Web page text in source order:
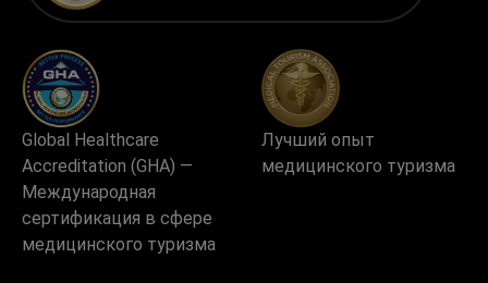
Global Healthcare
Accreditation (GHA) —
Международная
сертификация в сфере
медицинского туризма
Лучший опыт
медицинского туризма